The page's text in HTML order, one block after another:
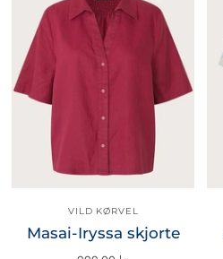
VILD KØRVEL
Masai-Iryssa skjorte